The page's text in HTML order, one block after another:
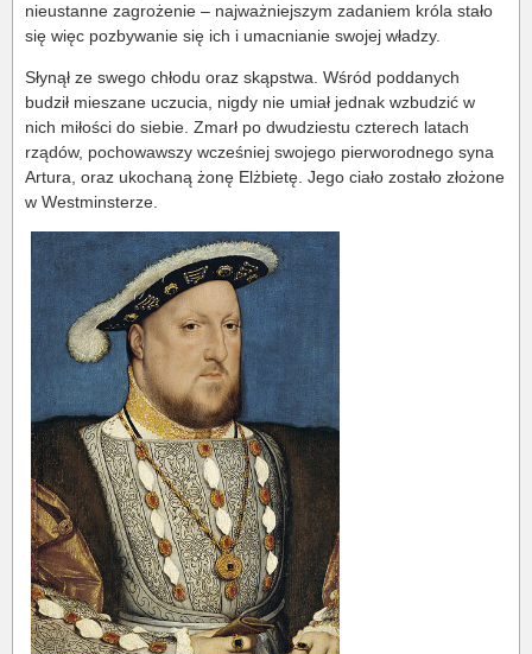
nieustanne zagrożenie – najważniejszym zadaniem króla stało
się więc pozbywanie się ich i umacnianie swojej władzy.
Słynął ze swego chłodu oraz skąpstwa. Wśród poddanych
budził mieszane uczucia, nigdy nie umiał jednak wzbudzić w
nich miłości do siebie. Zmarł po dwudziestu czterech latach
rządów, pochowawszy wcześniej swojego pierworodnego syna
Artura, oraz ukochaną żonę Elżbietę. Jego ciało zostało złożone
w Westminsterze.